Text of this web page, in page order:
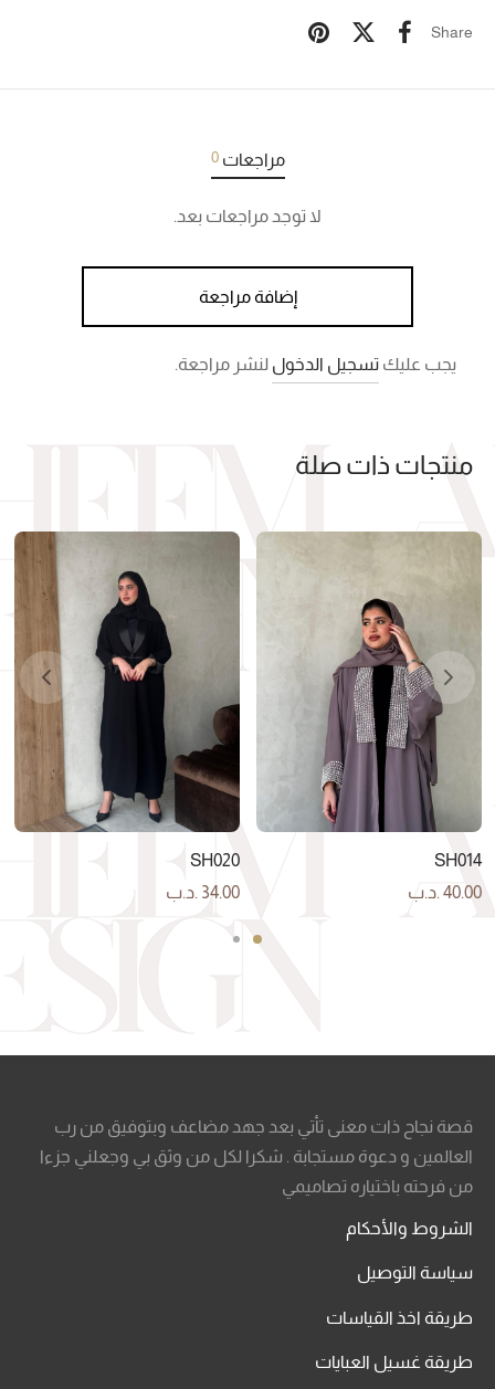
Share
مراجعات0
لا توجد مراجعات بعد.
إضافة مراجعة
يجب عليك تسجيل الدخول لنشر مراجعة.
منتجات ذات صلة
SH014
40.00 .د.ب
SH020
34.00 .د.ب
قصة نجاح ذات معنى تأتي بعد جهد مضاعف وبتوفيق من رب
العالمين و دعوة مستجابة . شكرا لكل من وثق بي وجعلني جزءا
من فرحته باختياره تصاميمي
الشروط والأحكام
سياسة التوصيل
طريقة اخذ القياسات
طريقة غسيل العبايات